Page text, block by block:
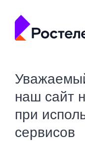
наш сайт
при
сервисов